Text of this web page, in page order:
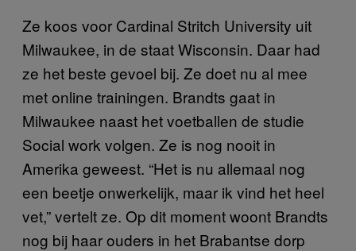
Ze koos voor Cardinal Stritch University uit
Milwaukee, in de staat Wisconsin. Daar had
ze het beste gevoel bij. Ze doet nu al mee
met online trainingen. Brandts gaat in
Milwaukee naast het voetballen de studie
Social work volgen. Ze is nog nooit in
Amerika geweest. “Het is nu allemaal nog
een beetje onwerkelijk, maar ik vind het heel
vet,” vertelt ze. Op dit moment woont Brandts
nog bij haar ouders in het Brabantse dorp